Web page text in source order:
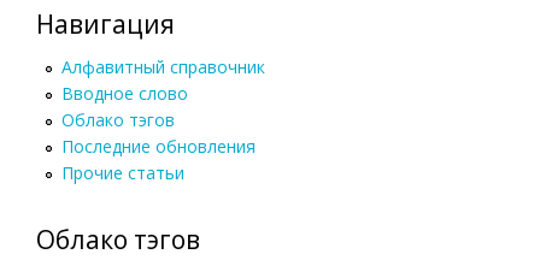
Навигация
Алфавитный справочник
Вводное слово
Облако тэгов
Последние обновления
Прочие статьи
Облако тэгов